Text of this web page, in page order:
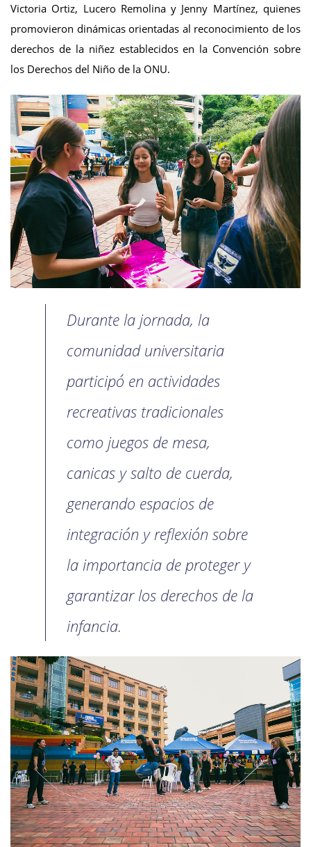
Victoria Ortiz, Lucero Remolina y Jenny Martínez, quienes
promovieron dinámicas orientadas al reconocimiento de los
derechos de la niñez establecidos en la Convención sobre
los Derechos del Niño de la ONU.
Durante la jornada, la
comunidad universitaria
participó en actividades
recreativas tradicionales
como juegos de mesa,
canicas y salto de cuerda,
generando espacios de
integración y reflexión sobre
la importancia de proteger y
garantizar los derechos de la
infancia.